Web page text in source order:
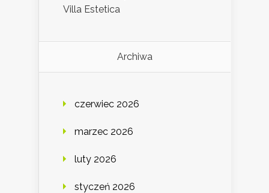
Villa Estetica
Archiwa
czerwiec 2026
marzec 2026
luty 2026
styczeń 2026